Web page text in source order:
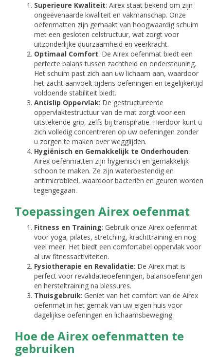
Superieure Kwaliteit: Airex staat bekend om zijn
ongeëvenaarde kwaliteit en vakmanschap. Onze
oefenmatten zijn gemaakt van hoogwaardig schuim
met een gesloten celstructuur, wat zorgt voor
uitzonderlijke duurzaamheid en veerkracht.
Optimaal Comfort: De Airex oefenmat biedt een
perfecte balans tussen zachtheid en ondersteuning.
Het schuim past zich aan uw lichaam aan, waardoor
het zacht aanvoelt tijdens oefeningen en tegelijkertijd
voldoende stabiliteit biedt.
Antislip Oppervlak: De gestructureerde
oppervlaktestructuur van de mat zorgt voor een
uitstekende grip, zelfs bij transpiratie. Hierdoor kunt u
zich volledig concentreren op uw oefeningen zonder
u zorgen te maken over wegglijden.
Hygiënisch en Gemakkelijk te Onderhouden:
Airex oefenmatten zijn hygiënisch en gemakkelijk
schoon te maken. Ze zijn waterbestendig en
antimicrobieel, waardoor bacteriën en geuren worden
tegengegaan.
Toepassingen Airex oefenmat
Fitness en Training: Gebruik onze Airex oefenmat
voor yoga, pilates, stretching, krachttraining en nog
veel meer. Het biedt een comfortabel oppervlak voor
al uw fitnessactiviteiten.
Fysiotherapie en Revalidatie: De Airex mat is
perfect voor revalidatieoefeningen, balansoefeningen
en hersteltraining na blessures.
Thuisgebruik: Geniet van het comfort van de Airex
oefenmat in het gemak van uw eigen huis voor
dagelijkse oefeningen en lichaamsbeweging.
Hoe de Airex oefenmatten te
gebruiken